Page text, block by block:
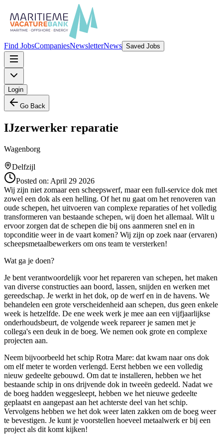
Find JobsCompaniesNewsletterNews Saved Jobs
Login
Go Back
IJzerwerker reparatie
Wagenborg
Delfzijl
Posted on: April 29 2026
Wij zijn niet zomaar een scheepswerf, maar een full-service dok met
zowel een dok als een helling. Of het nu gaat om het renoveren van
oude schepen, het uitvoeren van complexe reparaties of het volledig
transformeren van bestaande schepen, wij doen het allemaal. Wilt u
ervoor zorgen dat de schepen die bij ons aanmeren snel en in
topconditie weer in de vaart komen? Wij zijn op zoek naar (ervaren)
scheepsmetaalbewerkers om ons team te versterken!
Wat ga je doen?
Je bent verantwoordelijk voor het repareren van schepen, het maken
van diverse constructies aan boord, lassen, snijden en werken met
gereedschap. Je werkt in het dok, op de werf en in de havens. We
behandelen een grote verscheidenheid aan schepen, dus geen enkele
week is hetzelfde. De ene week werk je mee aan een vijfjaarlijkse
onderhoudsbeurt, de volgende week repareer je samen met je
collega's een deuk in de boeg. We nemen ook grote en complexe
projecten aan.
Neem bijvoorbeeld het schip Rotra Mare: dat kwam naar ons dok
om elf meter te worden verlengd. Eerst hebben we een volledig
nieuw gedeelte gebouwd. Om dat te installeren, hebben we het
bestaande schip in ons drijvende dok in tweeën gedeeld. Nadat we
de boeg hadden weggesleept, hebben we het nieuwe gedeelte
geplaatst en aangepast aan het achterste deel van het schip.
Vervolgens hebben we het dok weer laten zakken om de boeg weer
te bevestigen. Je kunt je voorstellen hoeveel metaalwerk er bij een
project als dit komt kijken!